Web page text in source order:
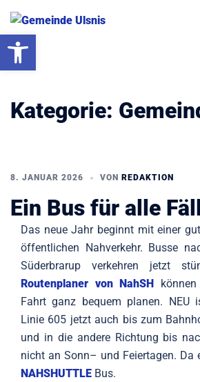
Zum
Inhalt
springen
Kategorie:
8. JANUAR 2026 VON REDAKTION
Ein Bus für alle
Das neue Jahr beginnt mit einer
öffentlichen Nahverkehr. Busse
Süderbrarup verkehren jetzt
Routenplaner von NahSH
Fahrt ganz bequem planen. NEU
Linie 605 jetzt auch bis zum
und in die andere Richtung bis
nicht an Sonn– und Feiertagen. Da
NAHSHUTTLE Bus.
Werkzeugleiste öffnen